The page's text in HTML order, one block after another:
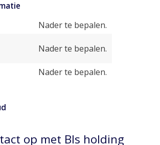
Nader te bepalen.
Nader te bepalen.
Nader te bepalen.
op met Bls holding